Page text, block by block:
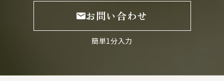
お問い合わせ
簡単1分入力